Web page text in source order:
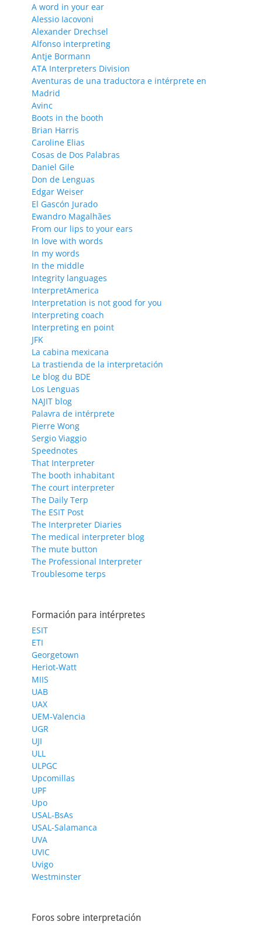
A word in your ear
Alessio Iacovoni
Alexander Drechsel
Alfonso interpreting
Antje Bormann
ATA Interpreters Division
Aventuras de una traductora e intérprete en
Madrid
Avinc
Boots in the booth
Brian Harris
Caroline Elias
Cosas de Dos Palabras
Daniel Gile
Don de Lenguas
Edgar Weiser
El Gascón Jurado
Ewandro Magalhães
From our lips to your ears
In love with words
In my words
In the middle
Integrity languages
InterpretAmerica
Interpretation is not good for you
Interpreting coach
Interpreting en point
JFK
La cabina mexicana
La trastienda de la interpretación
Le blog du BDE
Los Lenguas
NAJIT blog
Palavra de intérprete
Pierre Wong
Sergio Viaggio
Speednotes
That Interpreter
The booth inhabitant
The court interpreter
The Daily Terp
The ESIT Post
The Interpreter Diaries
The medical interpreter blog
The mute button
The Professional Interpreter
Troublesome terps
Formación para intérpretes
ESIT
ETI
Georgetown
Heriot-Watt
MIIS
UAB
UAX
UEM-Valencia
UGR
UJI
ULL
ULPGC
Upcomillas
UPF
Upo
USAL-BsAs
USAL-Salamanca
UVA
UVIC
Uvigo
Westminster
Foros sobre interpretación